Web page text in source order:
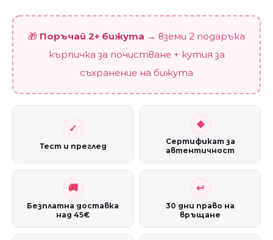
🎁 Поръчай 2+ бижута → вземи 2 подаръка
кърпичка за почистване + кутия за
съхранение на бижута
Тест и преглед
Сертификат за
автентичност
Безплатна доставка
над 45€
30 дни право на
връщане